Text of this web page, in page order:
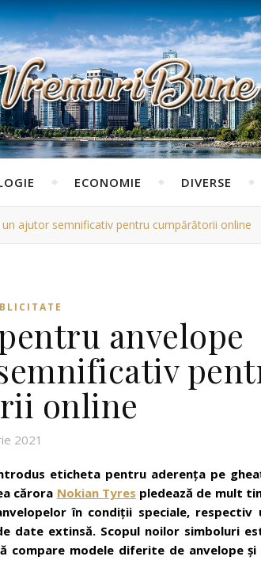
ECONOMIE DIVERSE
ajutor semnificativ pentru cumpărătorii online
anvelope
online
2021
eticheta pentru aderența pe
cărora Nokian Tyres pledează de mult
în condiții speciale, respectiv
date extinsă. Scopul noilor simboluri
compare modele diferite de anvelope și